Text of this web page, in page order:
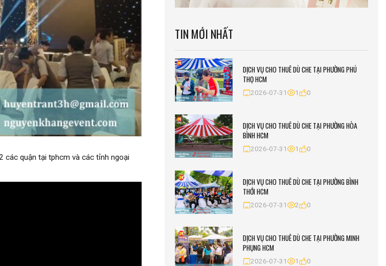
các quận tại tphcm và các tỉnh ngoại
TIN MỚI NHẤT
DỊCH VỤ CHO THUÊ DÙ CHE TẠI PHƯỜNG PHÚ
THỌ HCM
2026-07-31 1 0
DỊCH VỤ CHO THUÊ DÙ CHE TẠI PHƯỜNG HÒA
BÌNH HCM
2026-07-31 1 0
DỊCH VỤ CHO THUÊ DÙ CHE TẠI PHƯỜNG BÌNH
THỚI HCM
2026-07-31 2 0
DỊCH VỤ CHO THUÊ DÙ CHE TẠI PHƯỜNG MINH
PHỤNG HCM
2026-07-31 1 0